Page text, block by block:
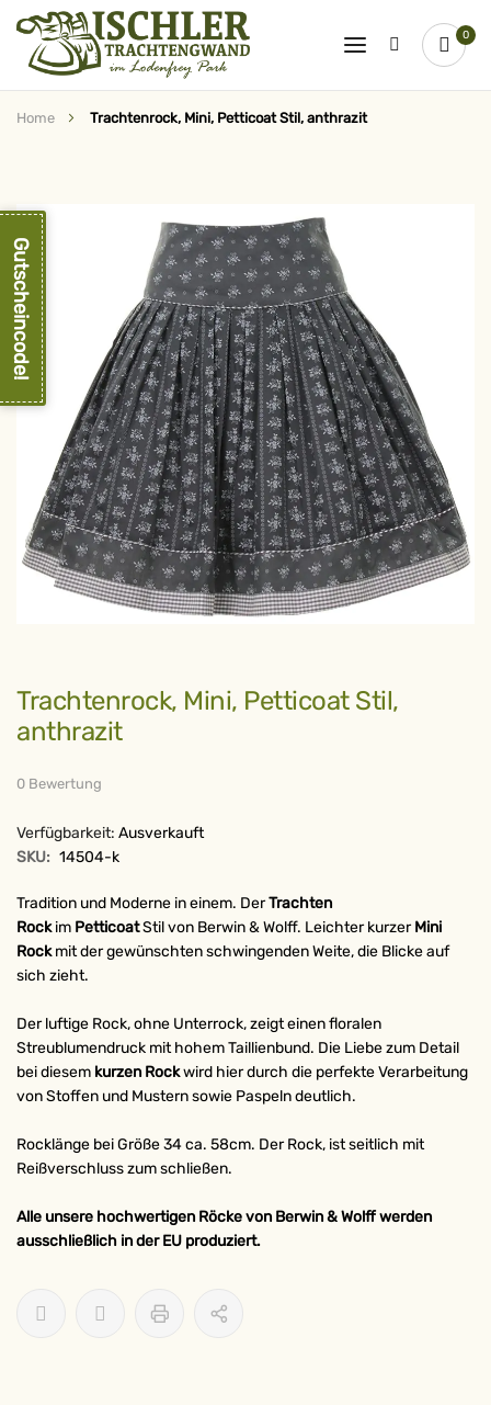
0
Home Trachtenrock, Mini, Petticoat Stil, anthrazit
springen
Zum
Anfang
der
Bildergalerie
Trachtenrock, Mini, Petticoat Stil,
anthrazit
0 Bewertung
Verfügbarkeit: Ausverkauft
SKU: 14504-k
Tradition und Moderne in einem. DerTrachten
Rockim PetticoatStil von Berwin & Wolff. Leichter kurzerMini
Rockmit der gewünschten schwingenden Weite, die Blicke auf
sich zieht.
Der luftige Rock, ohne Unterrock, zeigt einen floralen
Streublumendruck mit hohem Taillienbund. Die Liebe zum Detail
bei diesem kurzen Rockwird hier durch die perfekte Verarbeitung
von Stoffen und Mustern sowie Paspeln deutlich.
Rocklänge bei Größe 34 ca. 58cm. Der Rock, ist seitlich mit
Reißverschluss zum schließen.
Alle unsere hochwertigen Röcke von Berwin & Wolff werden
ausschließlich in der EU produziert.
Gutscheincode!